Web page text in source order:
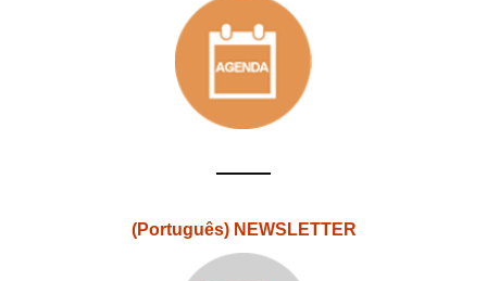
(Português) NEWSLETTER